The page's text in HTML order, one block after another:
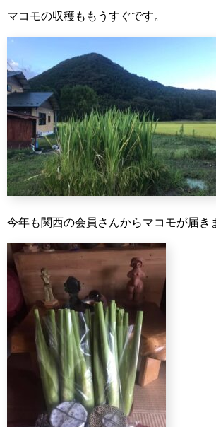
マコモの収穫ももうすぐです。
今年も関西の会員さんからマコモが届き